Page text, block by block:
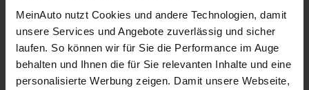
MeinAuto nutzt Cookies und andere Technologien, damit
unsere Services und Angebote zuverlässig und sicher
laufen. So können wir für Sie die Performance im Auge
behalten und Ihnen die für Sie relevanten Inhalte und eine
personalisierte Werbung zeigen. Damit unsere Webseite,
Alfa Romeo Stelvio (Test 2023): Gepflegter
Gipfelstürmer?
KI-generiert